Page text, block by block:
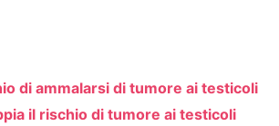
di ammalarsi di tumore ai testicoli
il rischio di tumore ai testicoli